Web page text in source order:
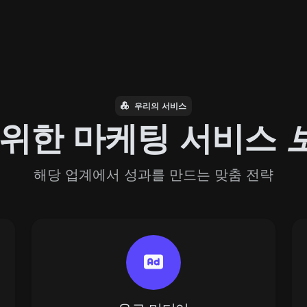
우리의 서비스
한 마케팅 서비스
해당 업계에서 성과를 만드는 맞춤 전략